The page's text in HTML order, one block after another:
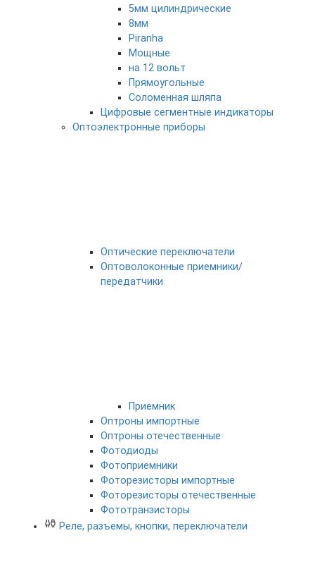
5мм цилиндрические
8мм
Piranha
Мощные
на 12 вольт
Прямоугольные
Соломенная шляпа
Цифровые сегментные индикаторы
Оптоэлектронные приборы
Оптические переключатели
Оптоволоконные приемники/
передатчики
Приемник
Оптроны импортные
Оптроны отечественные
Фотодиоды
Фотоприемники
Фоторезисторы импортные
Фоторезисторы отечественные
Фототранзисторы
Реле, разъемы, кнопки, переключатели